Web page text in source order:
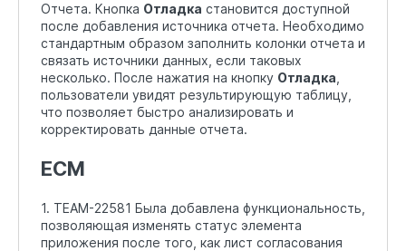
Отчета. Кнопка Отладка становится доступной
после добавления источника отчета. Необходимо
стандартным образом заполнить колонки отчета и
связать источники данных, если таковых
несколько. После нажатия на кнопку Отладка
пользователи увидят результирующую таблицу,
что позволяет быстро анализировать и
корректировать данные отчета.
ЕСМ
1. TEAM-22581 Была добавлена функциональность,
позволяющая изменять статус элемента
приложения после того, как лист согласования